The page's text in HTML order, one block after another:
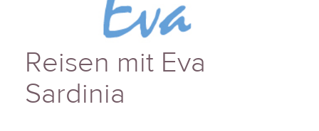
Reisen mit Eva
Sardinia